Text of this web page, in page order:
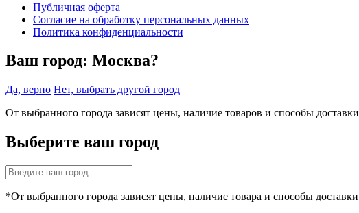
Публичная оферта
Согласие на обработку персональных данных
Политика конфиденциальности
Ваш город: Москва?
Да, верно Нет, выбрать другой город
От выбранного города зависят цены, наличие товаров и способы доставки
Выберите ваш город
*От выбранного города зависят цены, наличие товара и способы доставки